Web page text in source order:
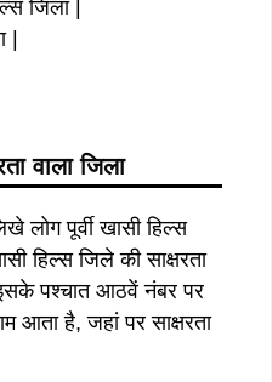
जिला |
|
वाला जिला
पूर्वी खासी हिल्स
हिल्स जिले की साक्षरता
पश्चात आठवें नंबर पर
आता है, जहां पर साक्षरता